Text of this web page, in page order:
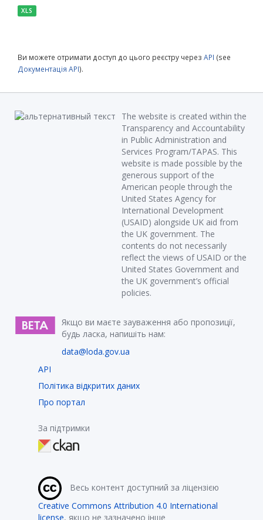
XLS
Ви можете отримати доступ до цього реєстру через API (see
Документація API).
The website is created within the
Transparency and Accountability
in Public Administration and
Services Program/TAPAS. This
website is made possible by the
generous support of the
American people through the
United States Agency for
International Development
(USAID) alongside UK aid from
the UK government. The
contents do not necessarily
reflect the views of USAID or the
United States Government and
the UK government’s official
policies.
Якщо ви маєте зауваження або пропозиції,
будь ласка, напишіть нам:
data@loda.gov.ua
API
Політика відкритих даних
Про портал
За підтримки
Весь контент доступний за ліцензією
Creative Commons Attribution 4.0 International
license, якщо не зазначено інше